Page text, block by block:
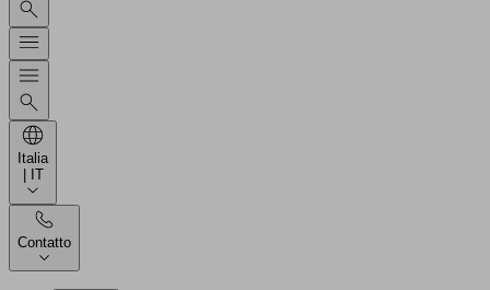
Italia
| IT
Contatto